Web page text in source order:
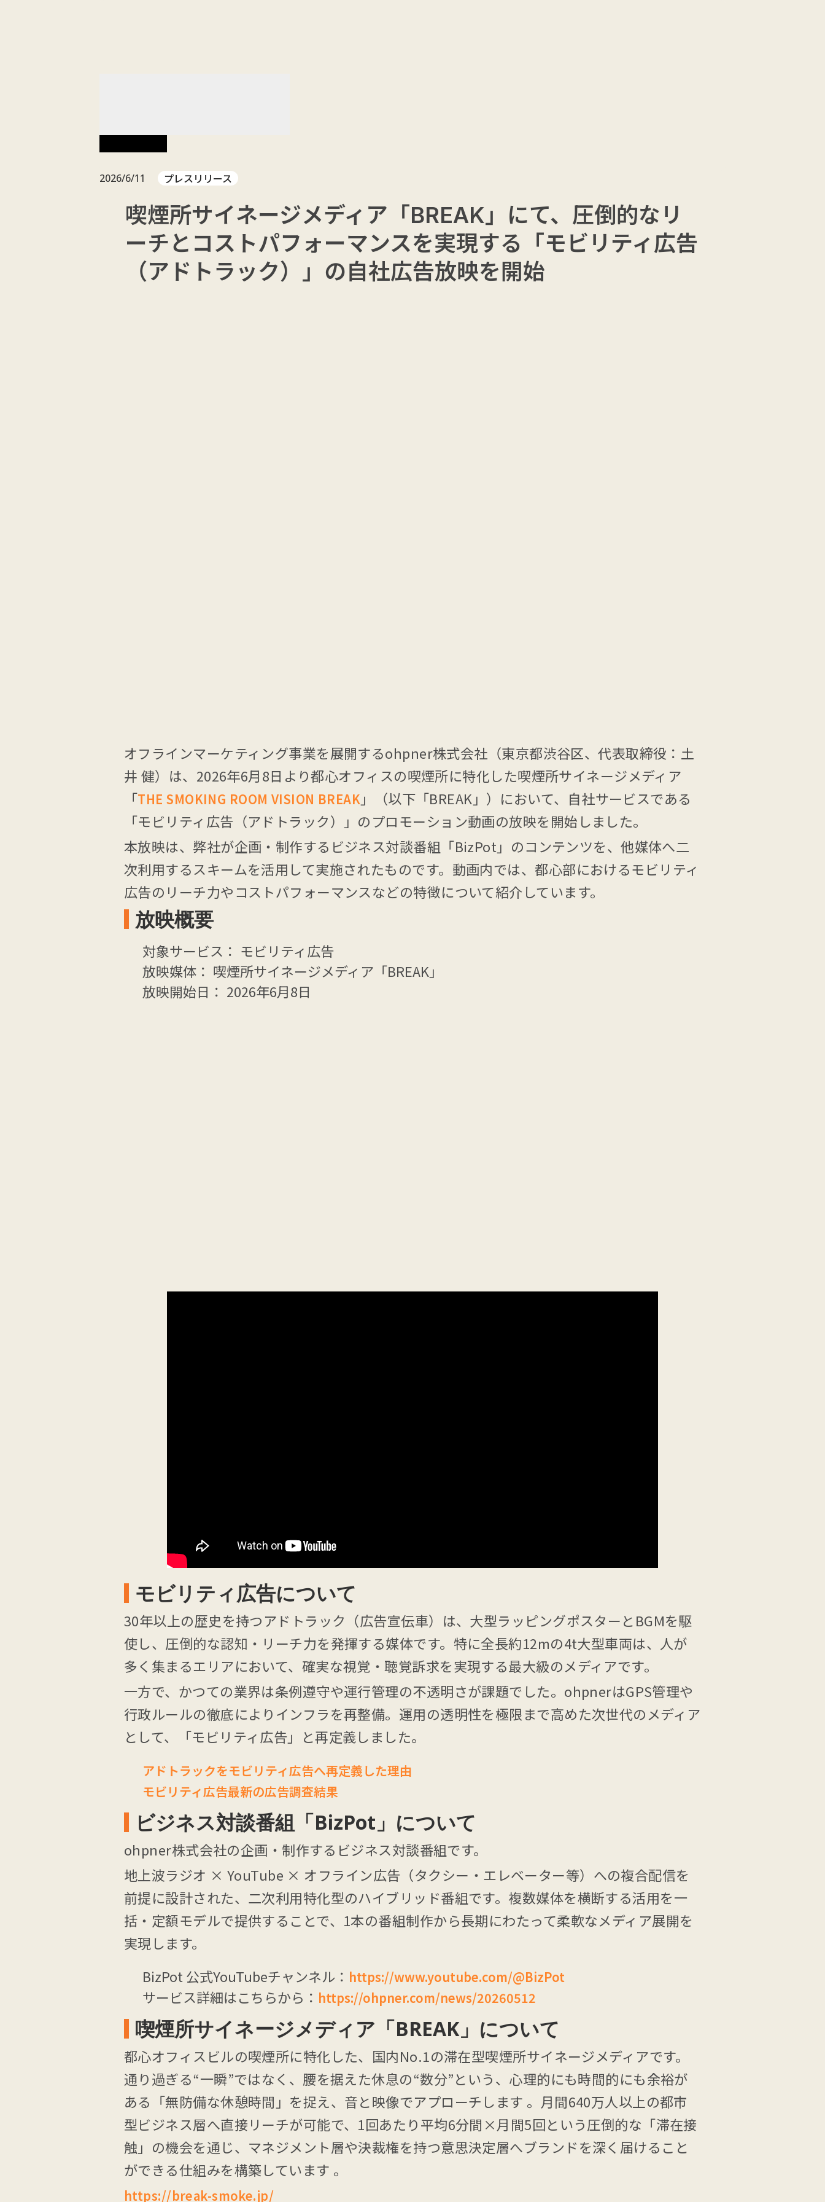
2026/6/11 プレスリリース
喫煙所サイネージメディア「BREAK」にて、圧倒的なリ
ーチとコストパフォーマンスを実現する「モビリティ広告
（アドトラック）」の自社広告放映を開始
オフラインマーケティング事業を展開するohpner株式会社（東京都渋谷区、代表取締役：土
井 健）は、2026年6月8日より都心オフィスの喫煙所に特化した喫煙所サイネージメディア
「THE SMOKING ROOM VISION BREAK 」（以下「BREAK」）において、自社サービスである
「モビリティ広告（アドトラック）」のプロモーション動画の放映を開始しました。
本放映は、弊社が企画・制作するビジネス対談番組「BizPot」のコンテンツを、他媒体へ二
次利用するスキームを活用して実施されたものです。動画内では、都心部におけるモビリティ
広告のリーチ力やコストパフォーマンスなどの特徴について紹介しています。
放映概要
対象サービス： モビリティ広告
放映媒体： 喫煙所サイネージメディア「BREAK」
放映開始日： 2026年6月8日
モビリティ広告について
30年以上の歴史を持つアドトラック（広告宣伝車）は、大型ラッピングポスターとBGMを駆
使し、圧倒的な認知・リーチ力を発揮する媒体です。特に全長約12mの4t大型車両は、人が
多く集まるエリアにおいて、確実な視覚・聴覚訴求を実現する最大級のメディアです。
一方で、かつての業界は条例遵守や運行管理の不透明さが課題でした。ohpnerはGPS管理や
行政ルールの徹底によりインフラを再整備。運用の透明性を極限まで高めた次世代のメディア
として、「モビリティ広告」と再定義しました。
アドトラックをモビリティ広告へ再定義した理由
モビリティ広告最新の広告調査結果
ビジネス対談番組「BizPot」について
ohpner株式会社の企画・制作するビジネス対談番組です。
地上波ラジオ × YouTube × オフライン広告（タクシー・エレベーター等）への複合配信を
前提に設計された、二次利用特化型のハイブリッド番組です。複数媒体を横断する活用を一
括・定額モデルで提供することで、1本の番組制作から長期にわたって柔軟なメディア展開を
実現します。
BizPot 公式YouTubeチャンネル： https://www.youtube.com/@BizPot
サービス詳細はこちらから： https://ohpner.com/news/20260512
喫煙所サイネージメディア「BREAK」について
都心オフィスビルの喫煙所に特化した、国内No.1の滞在型喫煙所サイネージメディアです。
通り過ぎる“一瞬”ではなく、腰を据えた休息の“数分”という、心理的にも時間的にも余裕が
ある「無防備な休憩時間」を捉え、音と映像でアプローチします 。月間640万人以上の都市
型ビジネス層へ直接リーチが可能で、1回あたり平均6分間×月間5回という圧倒的な「滞在接
触」の機会を通じ、マネジメント層や決裁権を持つ意思決定層へブランドを深く届けること
ができる仕組みを構築しています 。
https://break-smoke.jp/